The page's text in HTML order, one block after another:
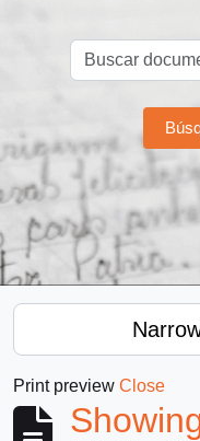
Print preview Close